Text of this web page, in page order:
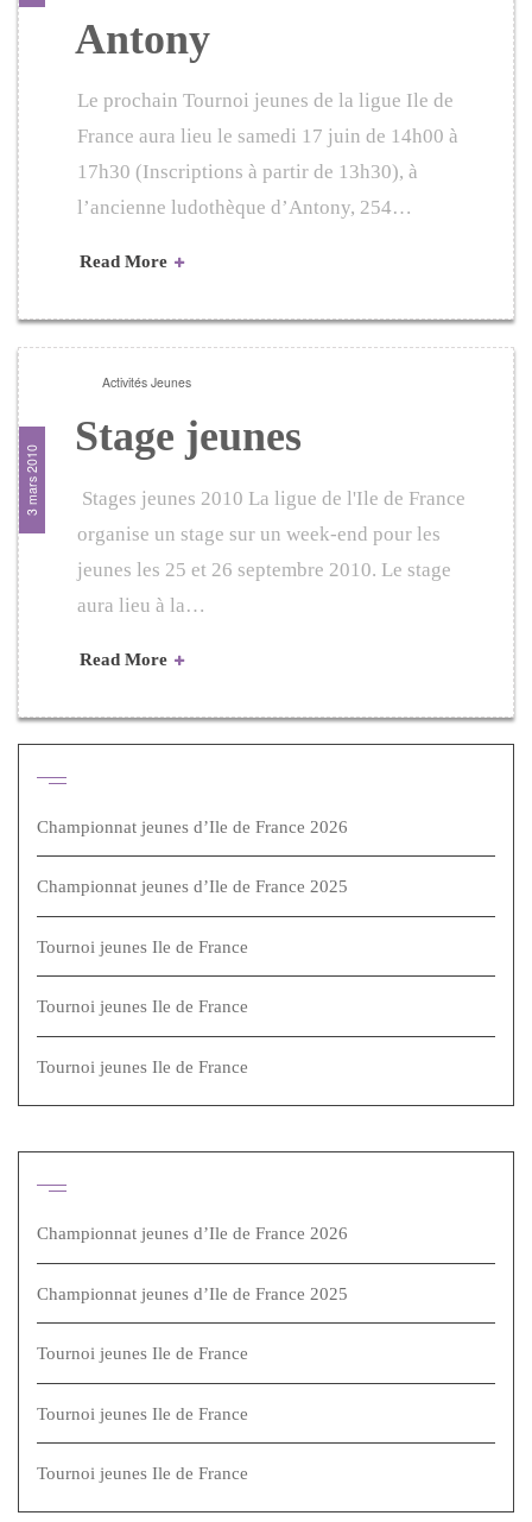
Antony
Le prochain Tournoi jeunes de la ligue Ile de
France aura lieu le samedi 17 juin de 14h00 à
17h30 (Inscriptions à partir de 13h30), à
l’ancienne ludothèque d’Antony, 254…
Read More
3 mars 2010
Activités Jeunes
Stage jeunes
Stages jeunes 2010 La ligue de l'Ile de France
organise un stage sur un week-end pour les
jeunes les 25 et 26 septembre 2010. Le stage
aura lieu à la…
Read More
Championnat jeunes d’Ile de France 2026
Championnat jeunes d’Ile de France 2025
Tournoi jeunes Ile de France
Tournoi jeunes Ile de France
Tournoi jeunes Ile de France
Championnat jeunes d’Ile de France 2026
Championnat jeunes d’Ile de France 2025
Tournoi jeunes Ile de France
Tournoi jeunes Ile de France
Tournoi jeunes Ile de France